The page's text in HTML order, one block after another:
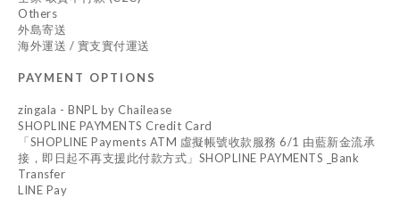
Others
外島寄送
海外運送 / 實支實付運送
PAYMENT OPTIONS
zingala - BNPL by Chailease
SHOPLINE PAYMENTS Credit Card
「SHOPLINE Payments ATM 虛擬帳號收款服務 6/1 由藍新金流承
接，即日起不再支援此付款方式」SHOPLINE PAYMENTS _Bank
Transfer
LINE Pay